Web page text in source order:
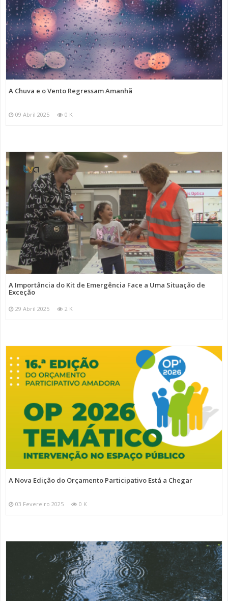
A Chuva e o Vento Regressam Amanhã
09 Abril 2025 0 K
A Importância do Kit de Emergência Face a Uma Situação de
Exceção
29 Abril 2025 2 K
A Nova Edição do Orçamento Participativo Está a Chegar
03 Fevereiro 2025 0 K